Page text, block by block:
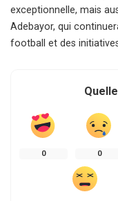
exceptionnelle, mais
Adebayor, qui
football et des
0 0